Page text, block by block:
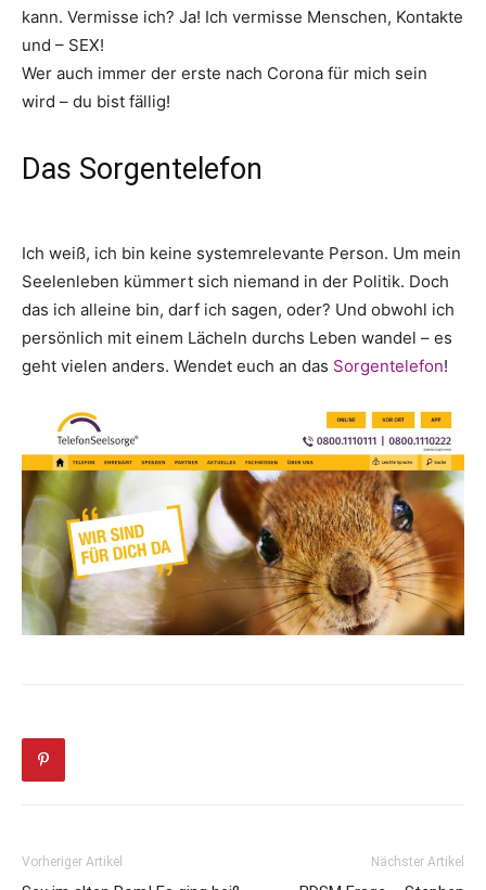
kann. Vermisse ich? Ja! Ich vermisse Menschen, Kontakte
und – SEX!
Wer auch immer der erste nach Corona für mich sein
wird – du bist fällig!
Das Sorgentelefon
Ich weiß, ich bin keine systemrelevante Person. Um mein
Seelenleben kümmert sich niemand in der Politik. Doch
das ich alleine bin, darf ich sagen, oder? Und obwohl ich
persönlich mit einem Lächeln durchs Leben wandel – es
geht vielen anders. Wendet euch an das Sorgentelefon!
Vorheriger Artikel Nächster Artikel